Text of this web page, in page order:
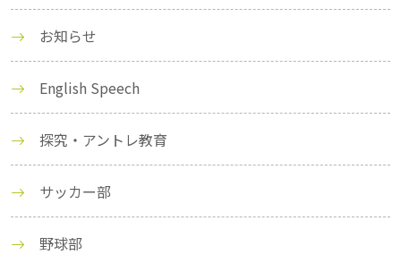
お知らせ
English Speech
探究・アントレ教育
サッカー部
野球部